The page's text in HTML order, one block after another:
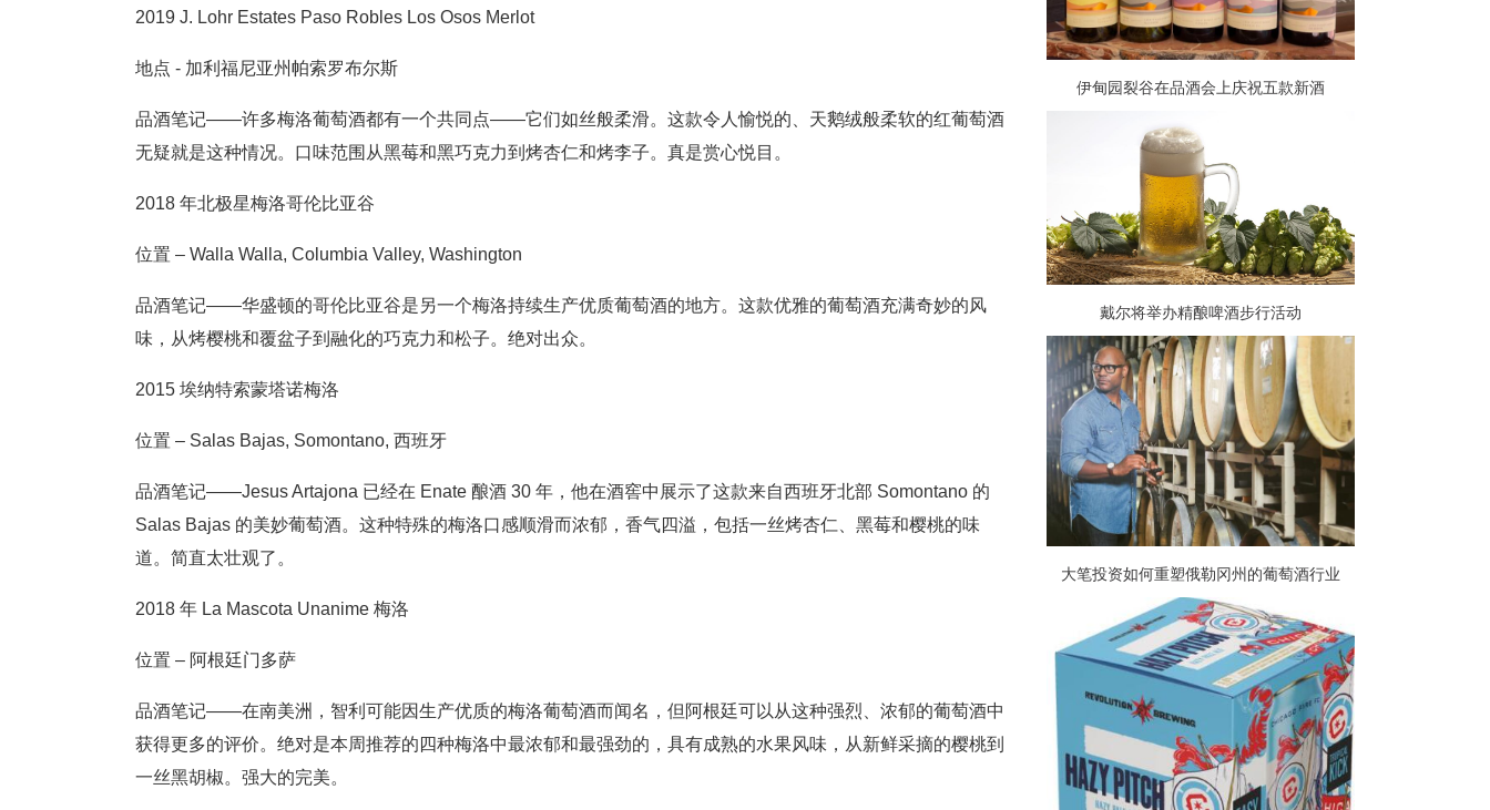
2019 J. Lohr Estates Paso Robles Los Osos Merlot
地点 - 加利福尼亚州帕索罗布尔斯
品酒笔记——许多梅洛葡萄酒都有一个共同点——它们如丝般柔滑。这款令人愉悦的、天鹅绒般柔软的红葡萄酒
无疑就是这种情况。口味范围从黑莓和黑巧克力到烤杏仁和烤李子。真是赏心悦目。
2018 年北极星梅洛哥伦比亚谷
位置 – Walla Walla, Columbia Valley, Washington
品酒笔记——华盛顿的哥伦比亚谷是另一个梅洛持续生产优质葡萄酒的地方。这款优雅的葡萄酒充满奇妙的风
味，从烤樱桃和覆盆子到融化的巧克力和松子。绝对出众。
2015 埃纳特索蒙塔诺梅洛
位置 – Salas Bajas, Somontano, 西班牙
品酒笔记——Jesus Artajona 已经在 Enate 酿酒 30 年，他在酒窖中展示了这款来自西班牙北部 Somontano 的
Salas Bajas 的美妙葡萄酒。这种特殊的梅洛口感顺滑而浓郁，香气四溢，包括一丝烤杏仁、黑莓和樱桃的味
道。简直太壮观了。
2018 年 La Mascota Unanime 梅洛
位置 – 阿根廷门多萨
品酒笔记——在南美洲，智利可能因生产优质的梅洛葡萄酒而闻名，但阿根廷可以从这种强烈、浓郁的葡萄酒中
获得更多的评价。绝对是本周推荐的四种梅洛中最浓郁和最强劲的，具有成熟的水果风味，从新鲜采摘的樱桃到
一丝黑胡椒。强大的完美。
伊甸园裂谷在品酒会上庆祝五款新酒
戴尔将举办精酿啤酒步行活动
大笔投资如何重塑俄勒冈州的葡萄酒行业